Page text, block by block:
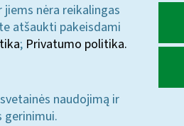
nėra reikalingas
atšaukti pakeisdami
; Privatumo politika.
naudojimą ir
gerinimui.